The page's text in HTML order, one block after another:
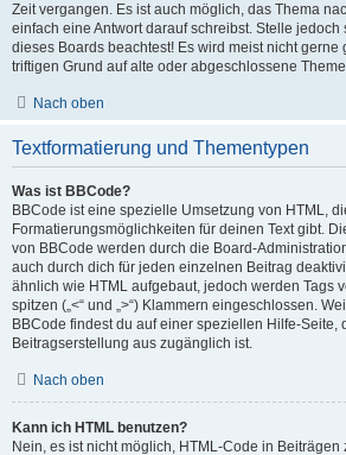
Zeit vergangen. Es ist auch möglich, das Thema
einfach eine Antwort darauf schreibst. Stelle jedoch
dieses Boards beachtest! Es wird meist nicht gerne
triftigen Grund auf alte oder abgeschlossene
Nach oben
Textformatierung und Thementypen
Was ist BBCode?
BBCode ist eine spezielle Umsetzung von HTML,
Formatierungsmöglichkeiten für deinen Text gibt.
von BBCode werden durch die Board-
auch durch dich für jeden einzelnen Beitrag
ähnlich wie HTML aufgebaut, jedoch werden Tags
spitzen („<“ und „>“) Klammern eingeschlossen.
BBCode findest du auf einer speziellen Hilfe-Seite,
Beitragserstellung aus zugänglich ist.
Nach oben
Kann ich HTML benutzen?
Nein, es ist nicht möglich, HTML-Code in